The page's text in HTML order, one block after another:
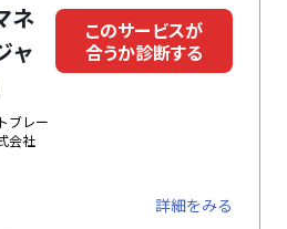
ネ
ャ
ブレー
会社
このサービスが
合うか診断する
詳細をみる